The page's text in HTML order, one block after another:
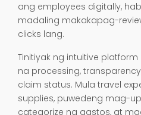
ang employees digitally,
madaling makakapag-
clicks lang.
Tinitiyak ng intuitive
na processing,
claim status. Mula travel
supplies, puwedeng mag-
categorize ng gastos, at